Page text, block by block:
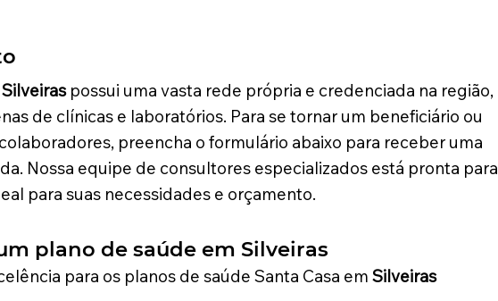
possui uma vasta rede própria e credenciada na região,
de clínicas e laboratórios. Para se tornar um beneficiário ou
preencha o formulário abaixo para receber uma
Nossa equipe de consultores especializados está pronta para
para suas necessidades e orçamento.
plano de saúde em Silveiras
para os planos de saúde Santa Casa em Silveiras